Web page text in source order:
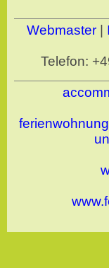
Webmaster |
Telefon: